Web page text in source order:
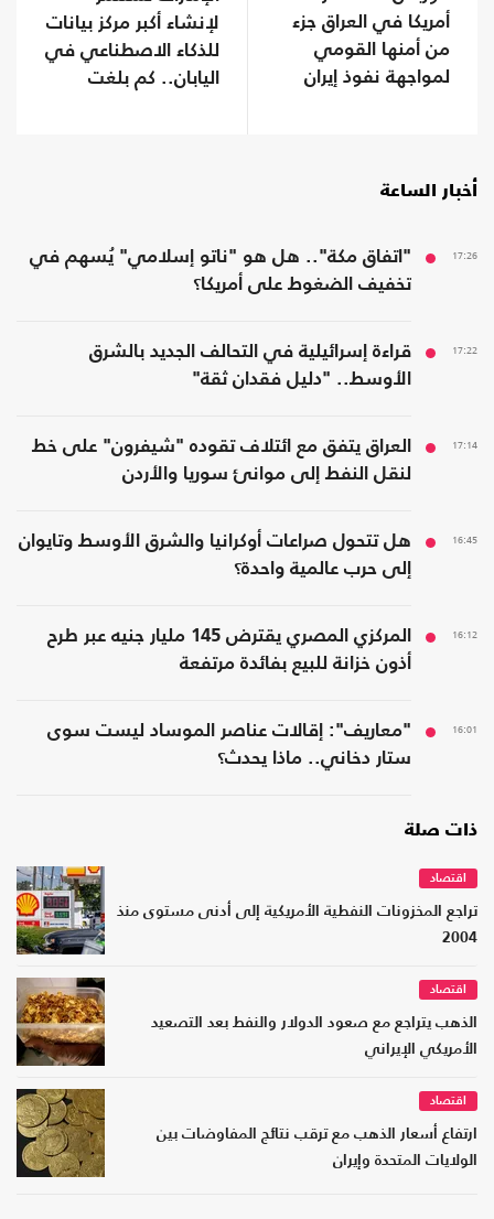
أمريكا في العراق جزء
من أمنها القومي
لمواجهة نفوذ إيران
لإنشاء أكبر مركز بيانات
للذكاء الاصطناعي في
اليابان.. كم بلغت
أخبار الساعة
17:26
"اتفاق مكة".. هل هو "ناتو إسلامي" يُسهم في
تخفيف الضغوط على أمريكا؟
17:22
قراءة إسرائيلية في التحالف الجديد بالشرق
الأوسط.. "دليل فقدان ثقة"
17:14
العراق يتفق مع ائتلاف تقوده "شيفرون" على خط
لنقل النفط إلى موانئ سوريا والأردن
16:45
هل تتحول صراعات أوكرانيا والشرق الأوسط وتايوان
إلى حرب عالمية واحدة؟
16:12
المركزي المصري يقترض 145 مليار جنيه عبر طرح
أذون خزانة للبيع بفائدة مرتفعة
16:01
"معاريف": إقالات عناصر الموساد ليست سوى
ستار دخاني.. ماذا يحدث؟
ذات صلة
اقتصاد
تراجع المخزونات النفطية الأمريكية إلى أدنى مستوى منذ
2004
اقتصاد
الذهب يتراجع مع صعود الدولار والنفط بعد التصعيد
الأمريكي الإيراني
اقتصاد
ارتفاع أسعار الذهب مع ترقب نتائج المفاوضات بين
الولايات المتحدة وإيران